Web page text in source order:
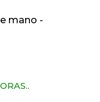
mano -
.